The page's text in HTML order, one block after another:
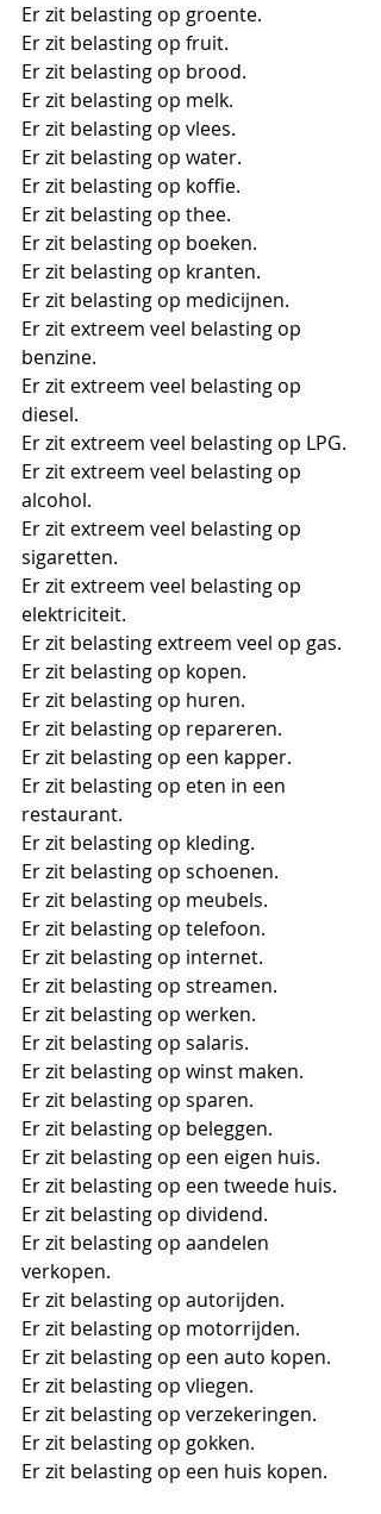
Er zit belasting op groente.
Er zit belasting op fruit.
Er zit belasting op brood.
Er zit belasting op melk.
Er zit belasting op vlees.
Er zit belasting op water.
Er zit belasting op koffie.
Er zit belasting op thee.
Er zit belasting op boeken.
Er zit belasting op kranten.
Er zit belasting op medicijnen.
Er zit extreem veel belasting op
benzine.
Er zit extreem veel belasting op
diesel.
Er zit extreem veel belasting op LPG.
Er zit extreem veel belasting op
alcohol.
Er zit extreem veel belasting op
sigaretten.
Er zit extreem veel belasting op
elektriciteit.
Er zit belasting extreem veel op gas.
Er zit belasting op kopen.
Er zit belasting op huren.
Er zit belasting op repareren.
Er zit belasting op een kapper.
Er zit belasting op eten in een
restaurant.
Er zit belasting op kleding.
Er zit belasting op schoenen.
Er zit belasting op meubels.
Er zit belasting op telefoon.
Er zit belasting op internet.
Er zit belasting op streamen.
Er zit belasting op werken.
Er zit belasting op salaris.
Er zit belasting op winst maken.
Er zit belasting op sparen.
Er zit belasting op beleggen.
Er zit belasting op een eigen huis.
Er zit belasting op een tweede huis.
Er zit belasting op dividend.
Er zit belasting op aandelen
verkopen.
Er zit belasting op autorijden.
Er zit belasting op motorrijden.
Er zit belasting op een auto kopen.
Er zit belasting op vliegen.
Er zit belasting op verzekeringen.
Er zit belasting op gokken.
Er zit belasting op een huis kopen.